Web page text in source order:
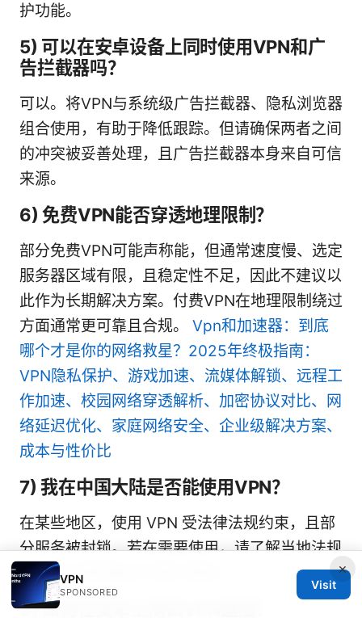
护功能。
5) 可以在安卓设备上同时使用VPN和广
告拦截器吗？
可以。将VPN与系统级广告拦截器、隐私浏览器
组合使用，有助于降低跟踪。但请确保两者之间
的冲突被妥善处理，且广告拦截器本身来自可信
来源。
6) 免费VPN能否穿透地理限制？
部分免费VPN可能声称能，但通常速度慢、选定
服务器区域有限，且稳定性不足，因此不建议以
此作为长期解决方案。付费VPN在地理限制绕过
方面通常更可靠且合规。 Vpn和加速器：到底
哪个才是你的网络救星？2025年终极指南：
VPN隐私保护、游戏加速、流媒体解锁、远程工
作加速、校园网络穿透解析、加密协议对比、网
络延迟优化、家庭网络安全、企业级解决方案、
成本与性价比
7) 我在中国大陆是否能使用VPN？
在某些地区，使用 VPN 受法律法规约束，且部
分服务被封锁。若在需要使用，请了解当地法规
并选择合规的解决方案与渠道。
8) 如何在安卓上测试VPN速度？
×
VPN
SPONSORED
Visit